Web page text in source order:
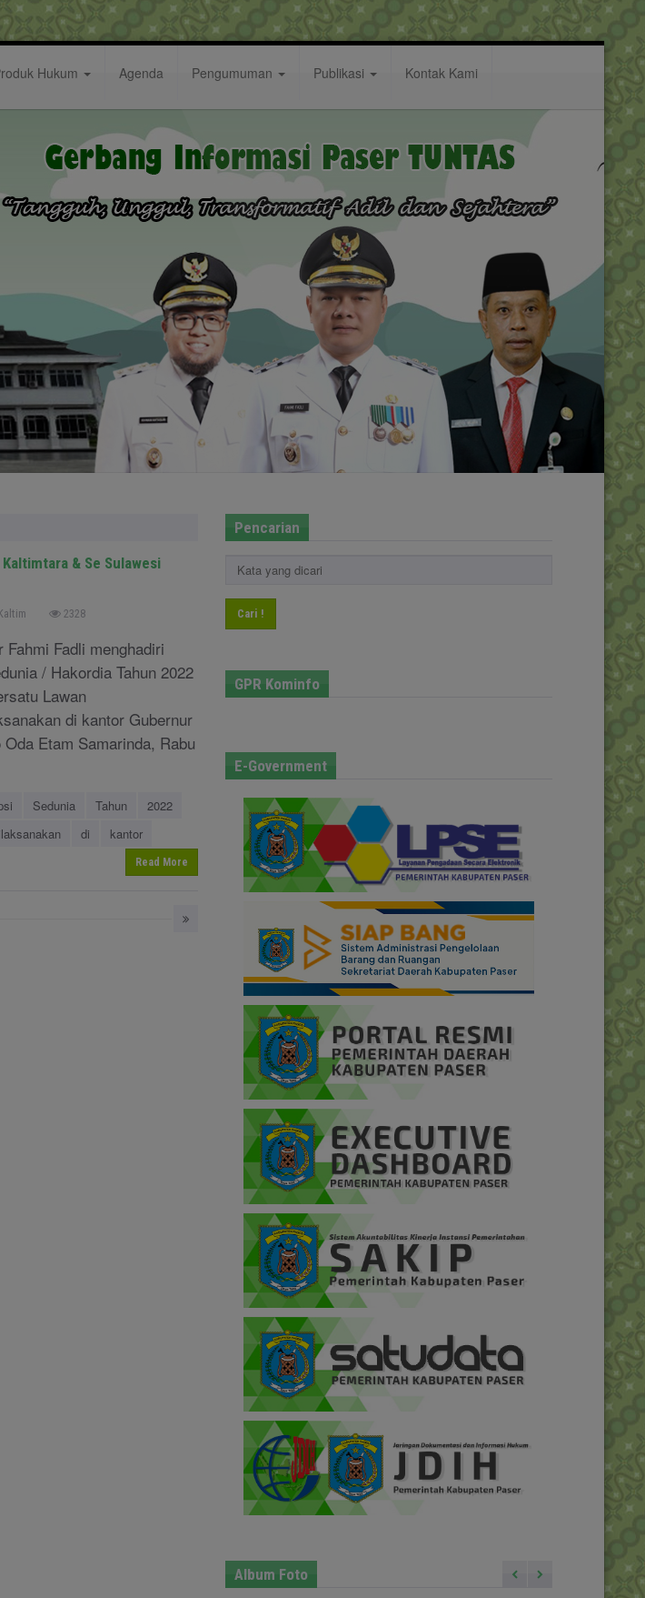
Hukum Agenda Pengumuman Publikasi Kontak Kami
& Se Sulawesi
2328
Fadli menghadiri
/ Hakordia Tahun 2022
Lawan
di kantor Gubernur
Etam Samarinda, Rabu
Sedunia Tahun
2022
di
kantor
Read More
Pencarian
Cari !
GPR Kominfo
E-Government
Album Foto